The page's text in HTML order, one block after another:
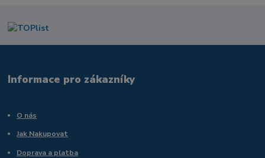
Informace pro zákazníky
O nás
Jak Nakupovat
Doprava a platba